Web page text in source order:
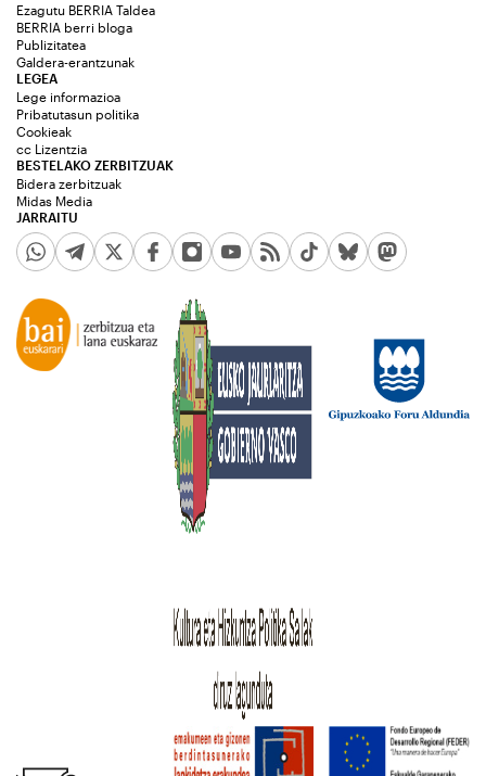
Ezagutu BERRIA Taldea
BERRIA berri bloga
Publizitatea
Galdera-erantzunak
JARRAITU
LEGEA
Lege informazioa
Pribatutasun politika
Cookieak
cc Lizentzia
BESTELAKO ZERBITZUAK
Bidera zerbitzuak
Midas Media